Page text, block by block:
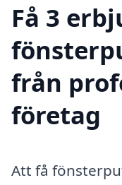
Få 3
från
företag
Att få